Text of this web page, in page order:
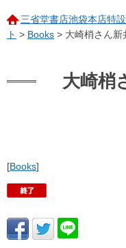
三省堂書店池袋本店特
ト > Books > 大崎梢さん新
大崎梢
[Books]